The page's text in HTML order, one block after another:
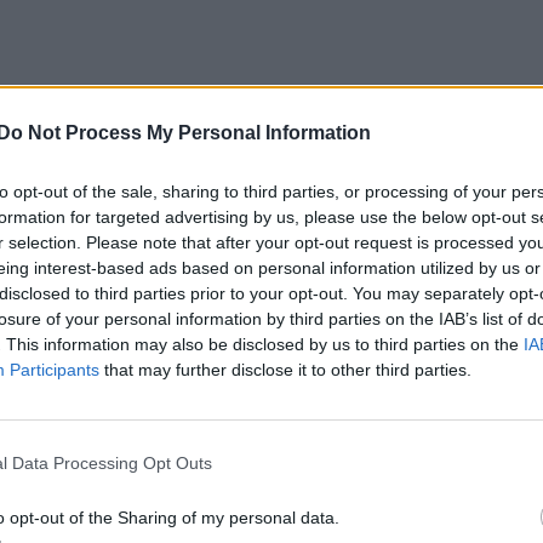
Do Not Process My Personal Information
opt-out of the sale, sharing to third parties, or processing of your
for targeted advertising by us, please use the below opt-out
selection. Please note that after your opt-out request is processed
interest-based ads based on personal information utilized by us
to third parties prior to your opt-out. You may separately
of your personal information by third parties on the IAB’s list of
This information may also be disclosed by us to third parties on the
Participants that may further disclose it to other third parties.
Data Processing Opt Outs
opt-out of the Sharing of my personal data.
és több fontos
megtárgyalását,
az ország energiaellátásának helyzetéről.
a Tisza-kormány
Magyar Péter kormányának minisztereit Sulyok
az új kabinet.